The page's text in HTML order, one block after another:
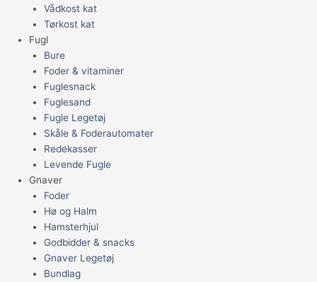
Vådkost kat
Tørkost kat
Fugl
Bure
Foder & vitaminer
Fuglesnack
Fuglesand
Fugle Legetøj
Skåle & Foderautomater
Redekasser
Levende Fugle
Gnaver
Foder
Hø og Halm
Hamsterhjul
Godbidder & snacks
Gnaver Legetøj
Bundlag